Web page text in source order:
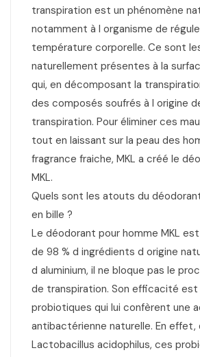
transpiration est un phénomène
notamment à l organisme de
température corporelle. Ce sont
naturellement présentes à la
qui, en décomposant la
des composés soufrés à l origine
transpiration. Pour éliminer ces
tout en laissant sur la peau des
fragrance fraiche, MKL a créé le
MKL.
Quels sont les atouts du
en bille ?
Le déodorant pour homme MKL
de 98 % d ingrédients d origine
d aluminium, il ne bloque pas le
de transpiration. Son efficacité est
probiotiques qui lui confèrent une
antibactérienne naturelle. En effet,
Lactobacillus acidophilus, ces